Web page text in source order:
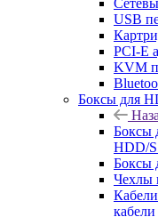
USB
PCI-E
KVM
Боксы для
Боксы
HDD/
Боксы
Чехлы
кабели